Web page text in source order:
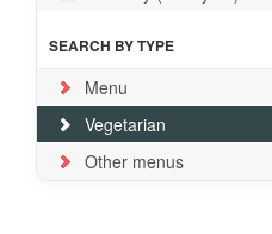
SEARCH BY TYPE
Menu
Vegetarian
Other menus